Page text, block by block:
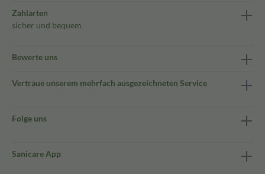
Zahlarten
sicher und bequem
Bewerte uns
Vertraue unserem mehrfach ausgezeichneten Service
Folge uns
Sanicare App